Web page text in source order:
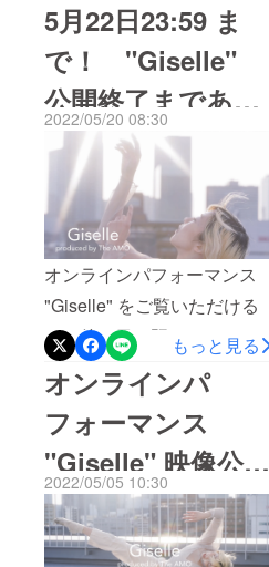
5月22日23:59 ま
で！ "Giselle"
公開終了まであと
3日！！！！！
2022/05/20 08:30
オンラインパフォーマンス
"Giselle" をご覧いただける
のも後３日！既にみてくだ
さった方がTwitterやインス
タグラム、またメッセージ
で感想をシェアしてくだ
さっているのですが、一つ
の作品から感じてもらえる
ことは一つではなく、、、
見る人の中にある何かを惹
もっと見る
オンラインパ
フォーマンス
"Giselle" 映像公開
の準備が整いまし
た！
2022/05/05 10:30